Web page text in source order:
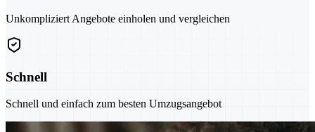
Unkompliziert Angebote einholen und vergleichen
Schnell
Schnell und einfach zum besten Umzugsangebot